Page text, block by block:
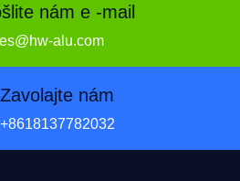
nám e -mail
alu.com
Zavolajte nám
+8618137782032